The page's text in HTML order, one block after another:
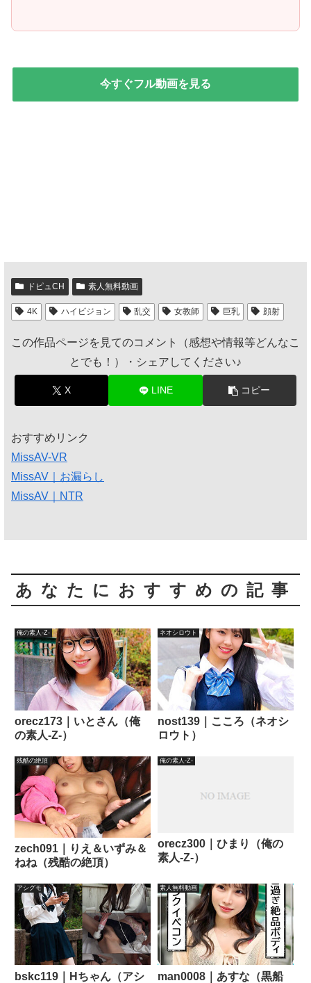
今すぐフル動画を見る
ドピュCH 素人無料動画
4K ハイビジョン 乱交 女教師 巨乳 顔射
この作品ページを見てのコメント（感想や情報等どんなこ
とでも！）・シェアしてください♪
X LINE コピー
おすすめリンク
MissAV-VR
MissAV｜お漏らし
MissAV｜NTR
あなたにおすすめの記事
俺の素人-Z-
orecz173｜いとさん（俺
の素人-Z-）
ネオシロウト
nost139｜こころ（ネオシ
ロウト）
残酷の絶頂
zech091｜りえ＆いずみ＆
ねね（残酷の絶頂）
俺の素人-Z-
orecz300｜ひまり（俺の
素人-Z-）
アシグモ
bskc119｜Hちゃん（アシ
素人無料動画
man0008｜あすな（黒船